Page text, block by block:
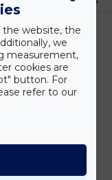
legjobb gyártói árakat.
megkaphatod!
website, the
we
measurement,
cookies are
button. For
refer to our